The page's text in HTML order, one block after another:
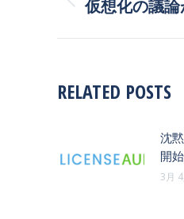
Previous
仮想化の議
RELATED POSTS
沈
開始
3月